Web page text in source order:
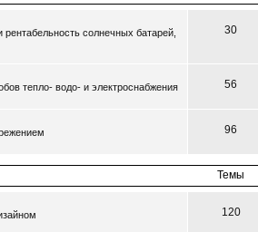
солнечных батарей,
30
тепло- водо- и электроснабжения
56
96
Темы
120